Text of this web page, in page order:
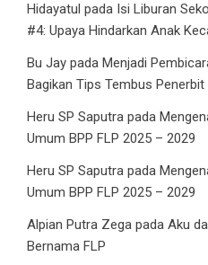
Hidayatul pada Isi Liburan
#4: Upaya Hindarkan Anak
Bu Jay pada Menjadi
Bagikan Tips Tembus Penerbit
Heru SP Saputra pada
Umum BPP FLP 2025 – 2029
Heru SP Saputra pada
Umum BPP FLP 2025 – 2029
Alpian Putra Zega pada Aku
Bernama FLP